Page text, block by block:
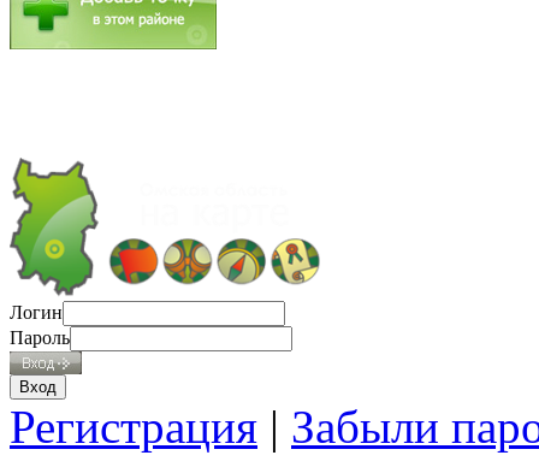
Логин
Пароль
Регистрация | Забыли